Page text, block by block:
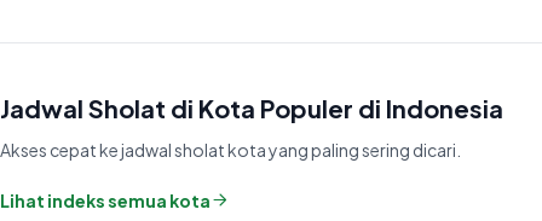
Jadwal Sholat di Kota Populer di Indonesia
Akses cepat ke jadwal sholat kota yang paling sering dicari.
Lihat indeks semua kota